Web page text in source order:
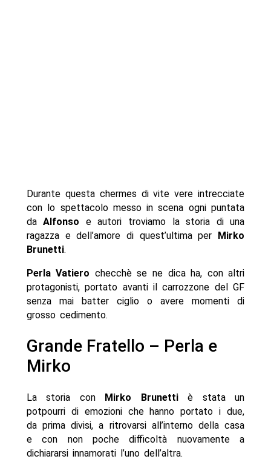
Durante questa chermes di vite vere intrecciate
con lo spettacolo messo in scena ogni puntata
daAlfonso e autori troviamo la storia di una
ragazza e dell’amore di quest’ultima per Mirko
Brunetti.
Perla Vatiero checchè se ne dica ha, con altri
protagonisti, portato avanti il carrozzone del GF
senza mai batter ciglio o avere momenti di
grosso cedimento.
Grande Fratello – Perla e
Mirko
La storia con Mirko Brunettiè stata un
potpourri di emozioni che hanno portato i due,
da prima divisi, a ritrovarsi all’interno della casa
e con non poche difficoltà nuovamente a
dichiararsi innamorati l’uno dell’altra.